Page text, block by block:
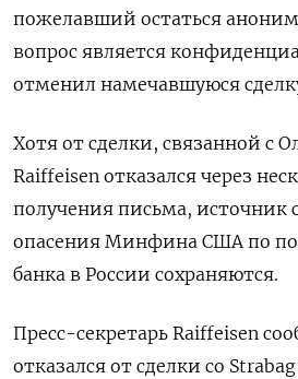
пожелавший остаться
вопрос является
отменил намечавшуюся
Хотя от сделки, связанной с
Raiffeisen отказался через
получения письма, источник
опасения Минфина США по
банка в России сохраняются.
Пресс-секретарь Raiffeisen
отказался от сделки со